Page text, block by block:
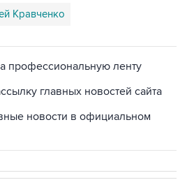
Кравченко
профессиональную ленту
главных новостей сайта
новости в официальном